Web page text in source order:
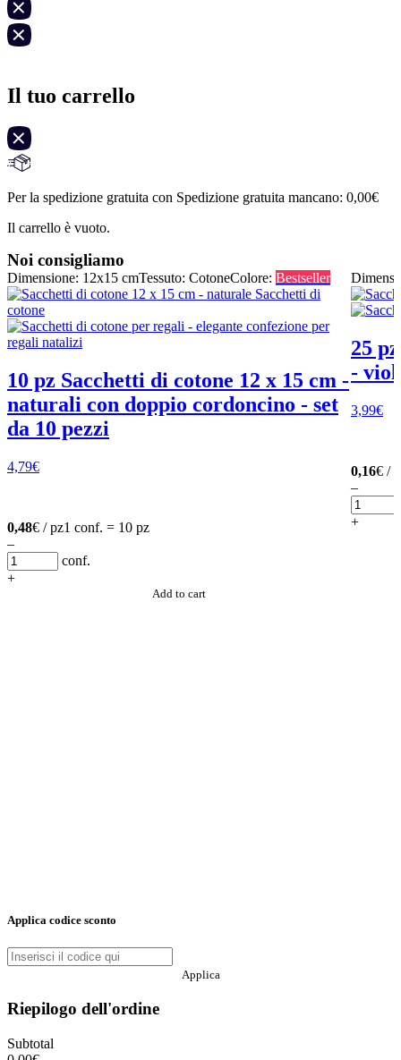
Il tuo carrello
Per la spedizione gratuita con Spedizione gratuita mancano: 0,00€
Il carrello è vuoto.
Noi consigliamo
Dimensione: 12x15 cmTessuto: CotoneColore: Bestseller
10 pz Sacchetti di cotone 12 x 15 cm -
naturali con doppio cordoncino - set
da 10 pezzi
4,79€
0,48€ / pz1 conf. = 10 pz
–
conf.
+
Add to cart
25
-
3,99€
0,16€ /
–
+
Applica codice sconto
Applica
Riepilogo dell'ordine
Subtotal